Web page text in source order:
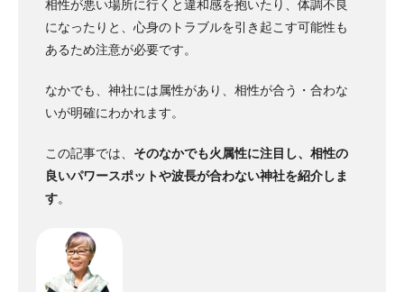
相性が悪い場所に行くと違和感を抱いたり、体調不良
になったりと、心身のトラブルを引き起こす可能性も
あるため注意が必要です。
なかでも、神社には属性があり、相性が合う・合わな
いが明確にわかれます。
この記事では、 そのなかでも火属性に注目し、相性の
良いパワースポットや波長が合わない神社を紹介しま
す。